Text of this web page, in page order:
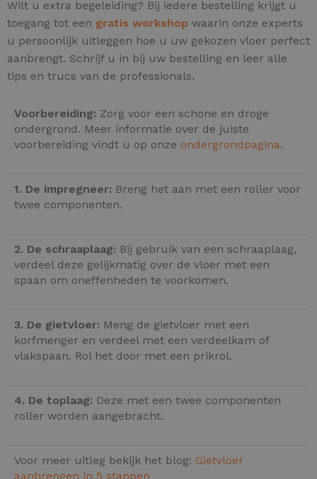
Wilt u extra begeleiding? Bij iedere bestelling krijgt u
toegang tot een gratis workshop waarin onze experts
u persoonlijk uitleggen hoe u uw gekozen vloer perfect
aanbrengt. Schrijf u in bij uw bestelling en leer alle
tips en trucs van de professionals.
Voorbereiding: Zorg voor een schone en droge
ondergrond. Meer informatie over de juiste
voorbereiding vindt u op onze ondergrondpagina.
1. De impregneer: Breng het aan met een roller voor
twee componenten.
2. De schraaplaag: Bij gebruik van een schraaplaag,
verdeel deze gelijkmatig over de vloer met een
spaan om oneffenheden te voorkomen.
3. De gietvloer: Meng de gietvloer met een
korfmenger en verdeel met een verdeelkam of
vlakspaan. Rol het door met een prikrol.
4. De toplaag: Deze met een twee componenten
roller worden aangebracht.
Voor meer uitleg bekijk het blog: Gietvloer
aanbrengen in 5 stappen